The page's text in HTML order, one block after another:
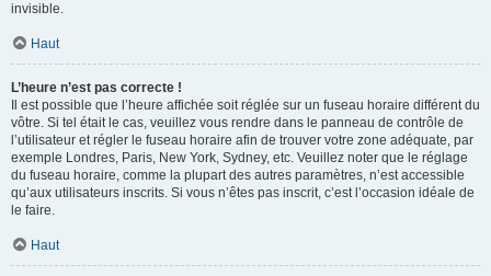
invisible.
Haut
L’heure n’est pas correcte !
Il est possible que l’heure affichée soit réglée sur un fuseau horaire différent du
vôtre. Si tel était le cas, veuillez vous rendre dans le panneau de contrôle de
l’utilisateur et régler le fuseau horaire afin de trouver votre zone adéquate, par
exemple Londres, Paris, New York, Sydney, etc. Veuillez noter que le réglage
du fuseau horaire, comme la plupart des autres paramètres, n’est accessible
qu’aux utilisateurs inscrits. Si vous n’êtes pas inscrit, c’est l’occasion idéale de
le faire.
Haut